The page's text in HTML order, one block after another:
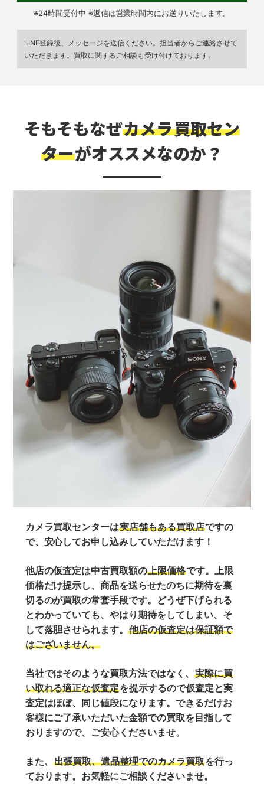
※24時間受付中 ※返信は営業時間内にお送りいたします。
LINE登録後、メッセージを送信ください。担当者からご連絡させて
いただきます。買取に関するご相談も受け付けております。
そもそもなぜカメラ買取セン
ターがオススメなのか？
カメラ買取センターは実店舗もある買取店ですの
で、安心してお申し込みしていただけます！
他店の仮査定は中古買取額の上限価格です。上限
価格だけ提示し、商品を送らせたのちに期待を裏
切るのが買取の常套手段です。どうぜ下げられる
とわかっていても、やはり期待をしてしまい、そ
して落胆させられます。他店の仮査定は保証額で
はございません。
当社ではそのような買取方法ではなく、実際に買
い取れる適正な仮査定を提示するので仮査定と実
査定はほぼ、同じ値段になります。できるだけお
客様にご了承いただいた金額での買取を目指して
おりますので、ご安心くださいませ。
また、 出張買取、遺品整理でのカメラ買取を行っ
ております。お気軽にご相談くださいませ。